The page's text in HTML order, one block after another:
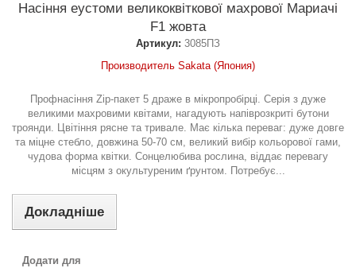
Насіння еустоми великоквіткової махрової Мариачі
F1 жовта
Артикул: 3085ПЗ
Производитель Sakata (Япония)
Профнасіння Zip-пакет 5 драже в мікропробірці. Серія з дуже
великими махровими квітами, нагадують напіврозкриті бутони
троянди. Цвітіння рясне та тривале. Має кілька переваг: дуже довге
та міцне стебло, довжина 50-70 см, великий вибір кольорової гами,
чудова форма квітки. Сонцелюбива рослина, віддає перевагу
місцям з окультуреним ґрунтом. Потребує...
Докладніше
Додати для